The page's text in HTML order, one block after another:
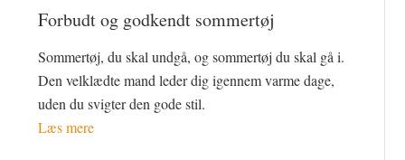
Forbudt og godkendt sommertøj
Sommertøj, du skal undgå, og sommertøj du skal gå i.
Den velklædte mand leder dig igennem varme dage,
uden du svigter den gode stil.
Læs mere